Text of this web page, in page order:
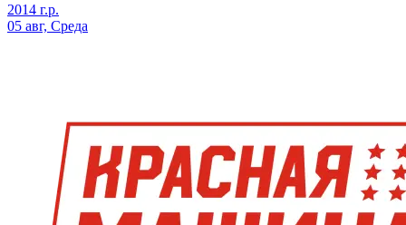
2014 г.р.
05 авг, Среда